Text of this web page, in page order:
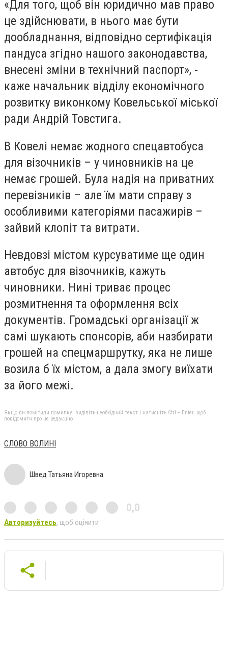
«Для того, щоб він юридично мав право
це здійснювати, в нього має бути
дообладнання, відповідно сертифікація
пандуса згідно нашого законодавства,
внесені зміни в технічний паспорт», -
каже начальник відділу економічного
розвитку виконкому Ковельської міської
ради Андрій Товстига.
В Ковелі немає жодного спецавтобуса
для візочників – у чиновників на це
немає грошей. Була надія на приватних
перевізників – але їм мати справу з
особливими категоріями пасажирів –
зайвий клопіт та витрати.
Невдовзі містом курсуватиме ще один
автобус для візочників, кажуть
чиновники. Нині триває процес
розмитнення та оформлення всіх
документів. Громадські організації ж
самі шукають спонсорів, аби назбирати
грошей на спецмаршрутку, яка не лише
возила б їх містом, а дала змогу виїхати
за його межі.
Якщо ви помітили помилку, виділіть необхідний текст і натисніть Ctrl + Enter, щоб
повідомити про це редакцію
СЛОВО ВОЛИНІ
Швед Татьяна Игоревна
0,0
Авторизуйтесь, щоб оцінити